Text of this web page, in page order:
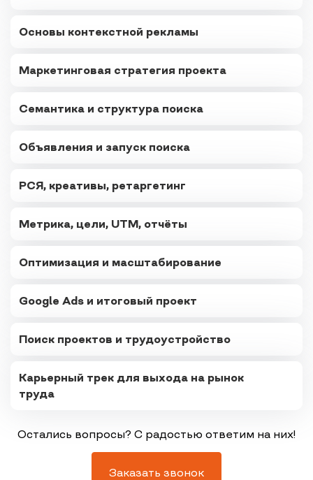
Основы контекстной рекламы
Маркетинговая стратегия проекта
Семантика и структура поиска
Объявления и запуск поиска
РСЯ, креативы, ретаргетинг
Метрика, цели, UTM, отчёты
Оптимизация и масштабирование
Google Ads и итоговый проект
Поиск проектов и трудоустройство
Карьерный трек для выхода на рынок
труда
Остались вопросы? С радостью ответим на них!
Заказать звонок